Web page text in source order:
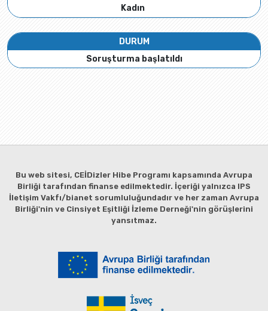
Kadın
DURUM
Soruşturma başlatıldı
Bu web sitesi, CEİDizler Hibe Programı kapsamında Avrupa
Birliği tarafından finanse edilmektedir. İçeriği yalnızca IPS
İletişim Vakfı/bianet sorumluluğundadır ve her zaman Avrupa
Birliği'nin ve Cinsiyet Eşitliği İzleme Derneği'nin görüşlerini
yansıtmaz.